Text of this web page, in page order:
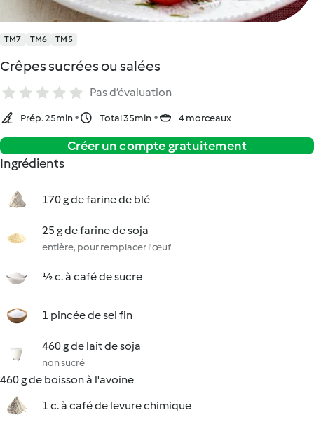
TM7 TM6 TM5
Crêpes sucrées ou salées
Pas d’évaluation
Prép. 25min Total 35min 4 morceaux
Créer un compte gratuitement
Ingrédients
170 g de farine de blé
25 g de farine de soja
entière, pour remplacer l'œuf
½ c. à café de sucre
1 pincée de sel fin
460 g de lait de soja
non sucré
460 g de boisson à l'avoine
1 c. à café de levure chimique